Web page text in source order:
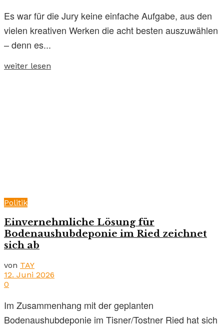
Es war für die Jury keine einfache Aufgabe, aus den
vielen kreativen Werken die acht besten auszuwählen
– denn es...
weiter lesen
Politik
Einvernehmliche Lösung für
Bodenaushubdeponie im Ried zeichnet
sich ab
von TAY
12. Juni 2026
0
Im Zusammenhang mit der geplanten
Bodenaushubdeponie im Tisner/Tostner Ried hat sich